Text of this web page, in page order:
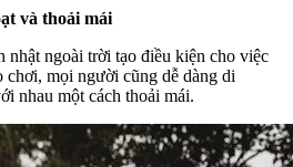
và thoải mái
nhật ngoài trời tạo điều kiện cho việc
chơi, mọi người cũng dễ dàng di
nhau một cách thoải mái.